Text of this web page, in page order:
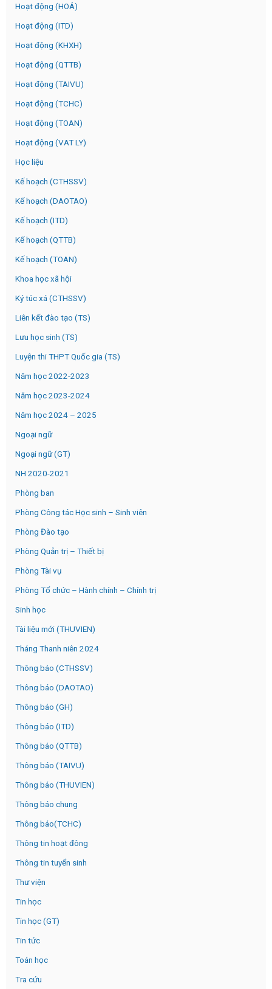
Hoạt động (HOÁ)
Hoạt động (ITD)
Hoạt động (KHXH)
Hoạt động (QTTB)
Hoạt động (TAIVU)
Hoạt động (TCHC)
Hoạt động (TOAN)
Hoạt động (VAT LY)
Học liệu
Kế hoạch (CTHSSV)
Kế hoạch (DAOTAO)
Kế hoạch (ITD)
Kế hoạch (QTTB)
Kế hoạch (TOAN)
Khoa học xã hội
Ký túc xá (CTHSSV)
Liên kết đào tạo (TS)
Lưu học sinh (TS)
Luyện thi THPT Quốc gia (TS)
Năm học 2022-2023
Năm học 2023-2024
Năm học 2024 – 2025
Ngoại ngữ
Ngoại ngữ (GT)
NH 2020-2021
Phòng ban
Phòng Công tác Học sinh – Sinh viên
Phòng Đào tạo
Phòng Quản trị – Thiết bị
Phòng Tài vụ
Phòng Tổ chức – Hành chính – Chính trị
Sinh học
Tài liệu mới (THUVIEN)
Tháng Thanh niên 2024
Thông báo (CTHSSV)
Thông báo (DAOTAO)
Thông báo (GH)
Thông báo (ITD)
Thông báo (QTTB)
Thông báo (TAIVU)
Thông báo (THUVIEN)
Thông báo chung
Thông báo(TCHC)
Thông tin hoạt đông
Thông tin tuyển sinh
Thư viện
Tin học
Tin học (GT)
Tin tức
Toán học
Tra cứu